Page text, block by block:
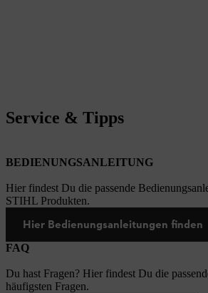
Service & Tipps
BEDIENUNGSANLEITUNG
Hier findest Du die passende
STIHL Produkten.
Hier Bedienungsanleitungen finden
FAQ
Du hast Fragen? Hier findest Du die
häufigsten Fragen.